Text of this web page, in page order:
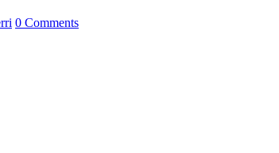
0 Comments